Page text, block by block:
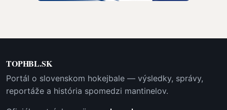
TOPHBL.SK
Portál o slovenskom hokejbale — výsledky, správy,
reportáže a história spomedzi mantinelov.